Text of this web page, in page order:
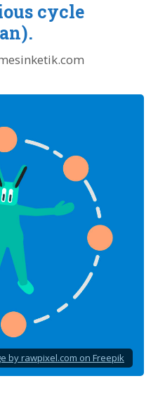
cycle
by rawpixel.com on Freepik